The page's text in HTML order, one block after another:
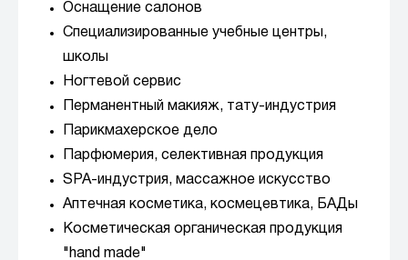
Оснащение салонов
Специализированные учебные центры,
школы
Ногтевой сервис
Перманентный макияж, тату-индустрия
Парикмахерское дело
Парфюмерия, селективная продукция
SPA-индустрия, массажное искусство
Аптечная косметика, космецевтика, БАДы
Косметическая органическая продукция
"hand made"